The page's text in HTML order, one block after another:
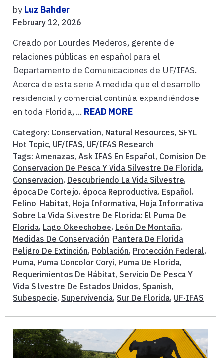
by Luz Bahder
February 12, 2026
Creado por Lourdes Mederos, gerente de
relaciones públicas en español para el
Departamento de Comunicaciones de UF/IFAS.
Acerca de esta serie A medida que el desarrollo
residencial y comercial continúa expandiéndose
en toda Florida, ... READ MORE
Category: Conservation, Natural Resources, SFYL
Hot Topic, UF/IFAS, UF/IFAS Research
Tags: Amenazas, Ask IFAS En Español, Comision De
Conservacion De Pesca Y Vida Silvestre De Florida,
Conservacion, Descubriendo La Vida Silvestre,
época De Cortejo, época Reproductiva, Español,
Felino, Habitat, Hoja Informativa, Hoja Informativa
Sobre La Vida Silvestre De Florida: El Puma De
Florida, Lago Okeechobee, León De Montaña,
Medidas De Conservación, Pantera De Florida,
Peligro De Extinción, Población, Protección Federal,
Puma, Puma Concolor Coryi, Puma De Florida,
Requerimientos De Hábitat, Servicio De Pesca Y
Vida Silvestre De Estados Unidos, Spanish,
Subespecie, Supervivencia, Sur De Florida, UF-IFAS